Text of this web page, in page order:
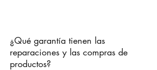
¿Qué garantía tienen las
reparaciones y las compras de
productos?